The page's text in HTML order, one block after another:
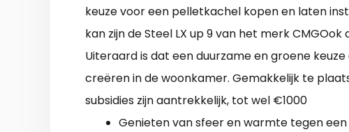
keuze voor een pelletkachel kopen en laten
kan zijn de Steel LX up 9 van het merk
Uiteraard is dat een duurzame en groene
creëren in de woonkamer. Gemakkelijk te
subsidies zijn aantrekkelijk, tot wel €1000
Genieten van sfeer en warmte tegen